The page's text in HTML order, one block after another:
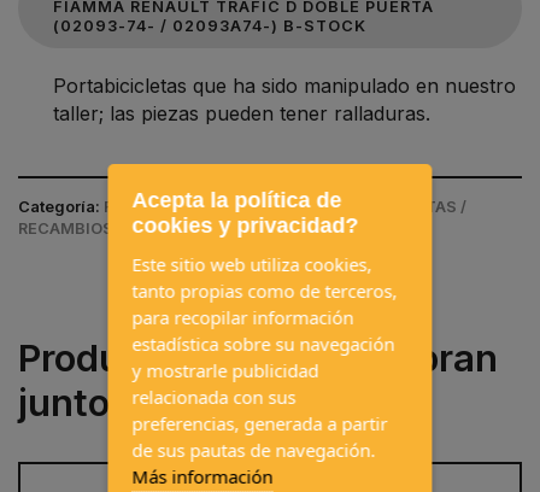
FIAMMA RENAULT TRAFIC D DOBLE PUERTA
(02093-74- / 02093A74-) B-STOCK
Portabicicletas que ha sido manipulado en nuestro
taller; las piezas pueden tener ralladuras.
Categoría: RECAMBIOS / RECAMBIOS PORTABICICLETAS /
RECAMBIOS FIAMMA
Productos que se compran
juntos a menudo
Acepta la política de
cookies y privacidad?
Este sitio web utiliza cookies,
tanto propias como de terceros,
para recopilar información
estadística sobre su navegación
y mostrarle publicidad
relacionada con sus
preferencias, generada a partir
de sus pautas de navegación.
Más información